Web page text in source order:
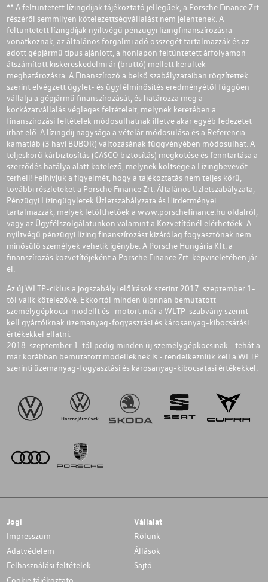
** A feltüntetett lízingdíjak tájékoztató jellegűek, a Porsche Finance Zrt.
részéről semmilyen kötelezettségvállalást nem jelentenek. A
feltüntetett lízingdíjak nyíltvégű pénzügyi lízingfinanszírozásra
vonatkoznak, az általános forgalmi adó összegét tartalmazzák és az
adott gépjármű típus ajánlott, a honlapon feltüntetett árfolyamon
átszámított kiskereskedelmi ár (bruttó) mellett kerültek
meghatározásra. A Finanszírozó a belső szabályzataiban rögzítettek
szerint elvégzett ügylet- és ügyfélminősítés eredményétől függően
vállalja a gépjármű finanszírozását, és határozza meg a
kockázatvállalás végleges feltételeit, melynek keretében a
finanszírozási feltételek módosulhatnak illetve akár egyéb fedezetet
írhat elő. A lízingdíj nagysága a vételár módosulása és a Referencia
kamatláb (3 havi BUBOR) változásának függvényében módosulhat. A
teljeskörű kárbiztosítás (CASCO biztosítás) megkötése és fenntartása a
szerződés hatálya alatt kötelező, melynek költsége a Lízingbevevőt
terheli! Felhívjuk a figyelmét, hogy a tájékoztatás nem teljes körű,
további részleteket a Porsche Finance Zrt. Általános Üzletszabályzata,
Pénzügyi Lízingügyletek Üzletszabályzata és Hirdetményei
tartalmazzák, melyek letölthetőek a www.porschefinance.hu oldalról,
vagy az Ügyfélszolgálatunkon valamint a Közvetítőnél elérhetőek. A
nyíltvégű pénzügyi lízing finanszírozást kizárólag fogyasztónak nem
minősülő személyek vehetik igénybe. A Porsche Hungária Kft. a
finanszírozás közvetítőjeként a Porsche Finance Zrt. képviseletében jár
el.
Az új WLTP-ciklus a jogszabályi előírások szerint 2017. szeptember 1-
től válik kötelezővé. Ekkortól minden újonnan bemutatott
személygépkocsi-modellt és -motort már a WLTP-szabvány szerint
kell gyártóiknak üzemanyag-fogyasztási és károsanyag-kibocsátási
értékekkel ellátni.
2018. szeptember 1-től pedig minden új személygépkocsinak - tehát a
már korábban bemutatott modelleknek is - rendelkezniük kell a WLTP
szerinti üzemanyag-fogyasztási és károsanyag-kibocsátási értékekkel.
Jogi
Impresszum
Adatvédelem
Felhasználási feltételek
Vállalat
Rólunk
Állások
Sajtó